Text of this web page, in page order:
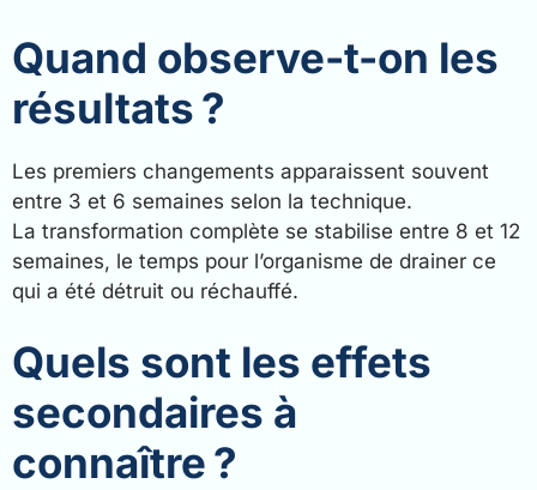
Quand observe-t-on les
résultats ?
Les premiers changements apparaissent souvent
entre 3 et 6 semaines selon la technique.
La transformation complète se stabilise entre 8 et 12
semaines, le temps pour l’organisme de drainer ce
qui a été détruit ou réchauffé.
Quels sont les effets
secondaires à
connaître ?